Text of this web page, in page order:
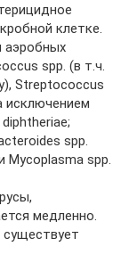
клетке.
аэробных
spp. (в т.ч.
Streptococcus
исключением
spp.
Mycoplasma spp.
медленно.